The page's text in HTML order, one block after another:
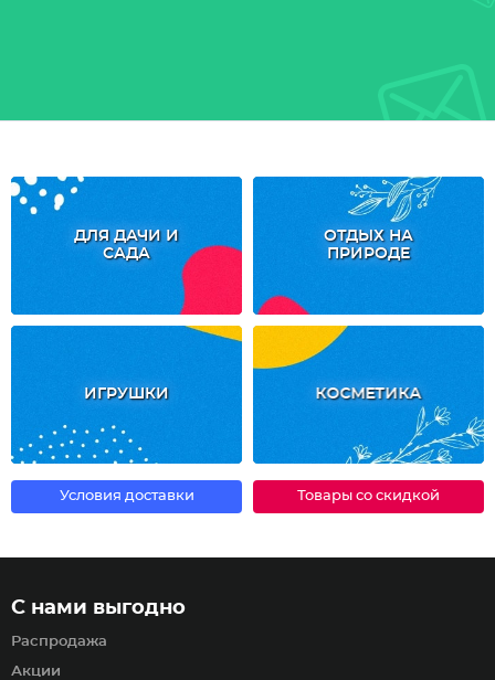
ДЛЯ ДАЧИ И
САДА
ОТДЫХ НА
ПРИРОДЕ
ИГРУШКИ КОСМЕТИКА
Условия доставки Товары со скидкой
С нами выгодно
Распродажа
Акции